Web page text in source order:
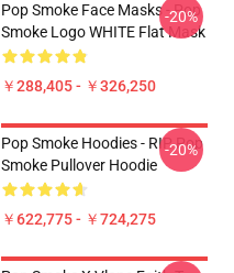
Pop Smoke Face Masks - Pop
Smoke Logo WHITE Flat Mask
￥288,405 - ￥326,250
-20%
Pop Smoke Hoodies - RIP Pop
Smoke Pullover Hoodie
￥622,775 - ￥724,275
-20%